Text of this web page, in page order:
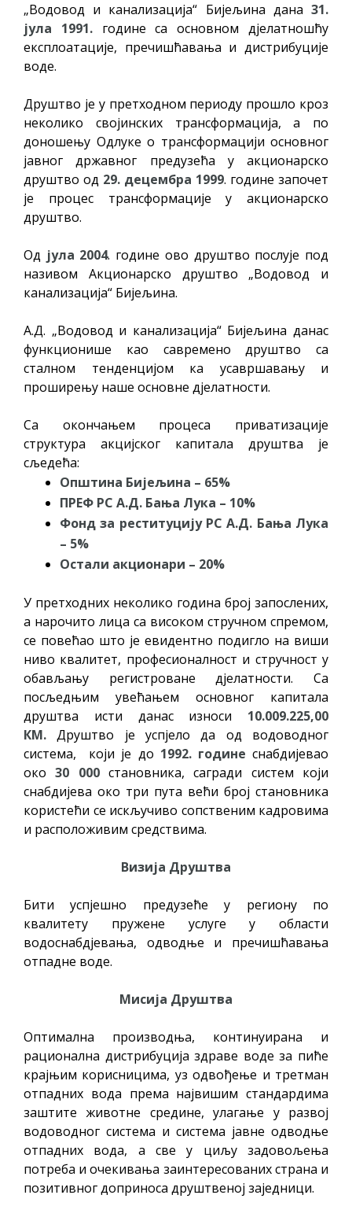
„Водовод и канализација“ Бијељина дана 31.
јула 1991.године са основном дјелатношћу
експлоатације, пречишћавања и дистрибуције
воде.
Друштво је у претходном периоду прошло кроз
неколико својинских трансформација, а по
доношењу Одлуке о трансформацији основног
јавног државног предузећа у акционарско
друштво од 29. децембра 1999. године започет
је процес трансформације у акционарско
друштво.
Од јула 2004. године ово друштво послује под
називом Акционарско друштво „Водовод и
канализација“ Бијељина.
А.Д. „Водовод и канализација“ Бијељина данас
функционише као савремено друштво са
сталном тенденцијом ка усавршавању и
проширењу наше основне дјелатности.
Са окончањем процеса приватизације
структура акцијског капитала друштва је
сљедећа:
Општина Бијељина – 65%
ПРЕФ РС А.Д. Бања Лука – 10%
Фонд за реституцију РС А.Д. Бања Лука
– 5%
Остали акционари – 20%
У претходних неколико година број запослених,
а нарочито лица са високом стручном спремом,
се повећао што је евидентно подигло на виши
ниво квалитет, професионалност и стручност у
обављању регистроване дјелатности. Са
посљедњим увећањем основног капитала
друштва исти данас износи 10.009.225,00
КМ. Друштво је успјело да од водоводног
система, који је до 1992. године снабдијевао
око 30 000становника, сагради систем који
снабдијева око три пута већи број становника
користећи се искључиво сопственим кадровима
и расположивим средствима.
Визија Друштва
Бити успјешно предузеће у региону по
квалитету пружене услуге у области
водоснабдјевања, одводње и пречишћавања
отпадне воде.
Мисија Друштва
Оптимална производња, континуирана и
рационална дистрибуција здраве воде за пиће
крајњим корисницима, уз одвођење и третман
отпадних вода према највишим стандардима
заштите животне средине, улагање у развој
водоводног система и система јавне одводње
отпадних вода, а све у циљу задовољења
потреба и очекивања заинтересованих страна и
позитивног доприноса друштвеној заједници.